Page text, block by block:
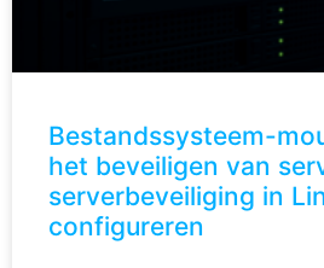
Bestandssysteem-
het beveiligen van
serverbeveiliging in
configureren